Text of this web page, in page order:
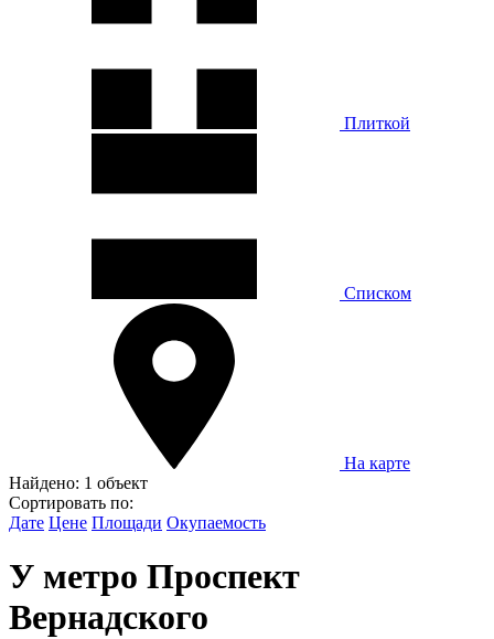
Плиткой
Списком
На карте
Найдено: 1 объект
Сортировать по:
Дате Цене Площади Окупаемость
У метро Проспект
Вернадского